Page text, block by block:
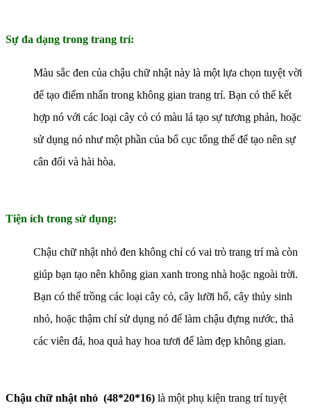
Sự đa dạng trong trang trí:
Màu sắc đen của chậu chữ nhật này là một lựa chọn tuyệt vời
để tạo điểm nhấn trong không gian trang trí. Bạn có thể kết
hợp nó với các loại cây cỏ có màu lá tạo sự tương phản, hoặc
sử dụng nó như một phần của bố cục tổng thể để tạo nên sự
cân đối và hài hòa.
Tiện ích trong sử dụng:
Chậu chữ nhật nhỏ đen không chỉ có vai trò trang trí mà còn
giúp bạn tạo nên không gian xanh trong nhà hoặc ngoài trời.
Bạn có thể trồng các loại cây cỏ, cây lưỡi hổ, cây thủy sinh
nhỏ, hoặc thậm chí sử dụng nó để làm chậu đựng nước, thả
các viên đá, hoa quả hay hoa tươi để làm đẹp không gian.
Chậu chữ nhật nhỏ (48*20*16) là một phụ kiện trang trí tuyệt